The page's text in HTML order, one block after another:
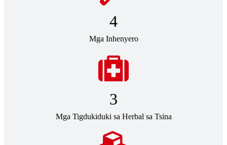
4
Mga Inhenyero
3
Mga Tigdukiduki sa Herbal sa Tsina